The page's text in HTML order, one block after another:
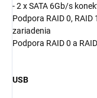
- 2 x SATA 6Gb/s
Podpora RAID 0, RAID
zariadenia
Podpora RAID 0 a
USB